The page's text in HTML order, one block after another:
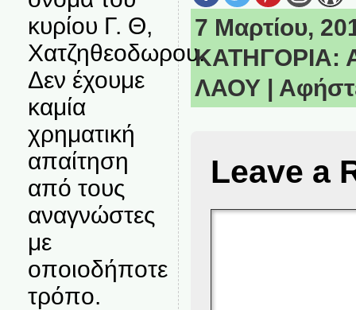
κυρίου Γ. Θ,
Χατζηθεοδωρου.
Δεν έχουμε
καμία
χρηματική
απαίτηση
από τους
αναγνώστες
με
οποιοδήποτε
τρόπο.
7 Μαρτίου,
ΚΑΤΗΓΟΡΙΑ:
ΛΑΟΥ|
Leave a